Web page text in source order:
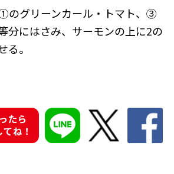
グリーンカール・トマト、③
分にはさみ、サーモンの上に2の
る。
たら
ね！